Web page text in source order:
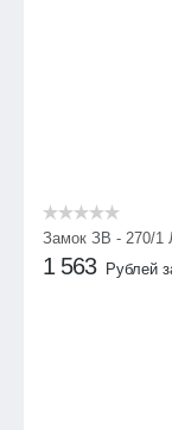
Замок ЗВ - 270/1
1 563 Рублей